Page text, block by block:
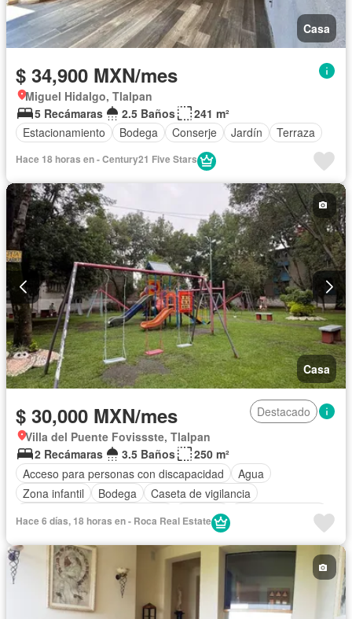
Casa
$ 34,900 MXN/mes
Miguel Hidalgo, Tlalpan
5 Recámaras
2.5 Baños
241 m²
Estacionamiento
Bodega Conserje Jardín Terraza
Hace 18 horas en - Century21 Five Stars
Casa
$ 30,000 MXN/mes
Destacado
Villa del Puente Fovissste, Tlalpan
2 Recámaras
3.5 Baños
250 m²
Acceso para personas con discapacidad
Agua
Zona infantil
Bodega
Caseta de vigilancia
Cisterna
Cocina equipada
Estacionamiento
Gas natural
Jardín Recámara con closet
Seguridad
Zonas verdes
Permite mascotas
Permite niños
Solo familias
Sin amueblar
Hace 6 días, 18 horas en - Roca Real Estate